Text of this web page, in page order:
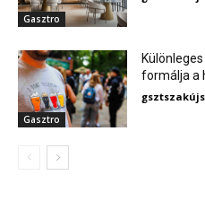
Gasztro
Gasztro
formálja a